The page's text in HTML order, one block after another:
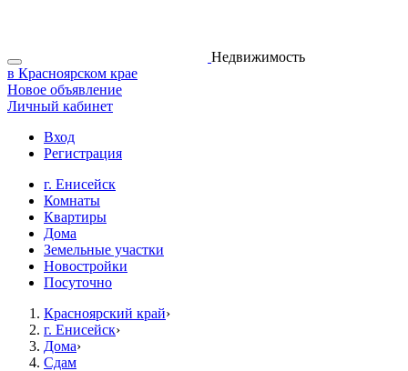
Недвижимость
в Красноярском крае
Новое объявление
Личный кабинет
Вход
Регистрация
г. Енисейск
Комнаты
Квартиры
Дома
Земельные участки
Новостройки
Посуточно
Красноярский край›
г. Енисейск›
Дома›
Сдам